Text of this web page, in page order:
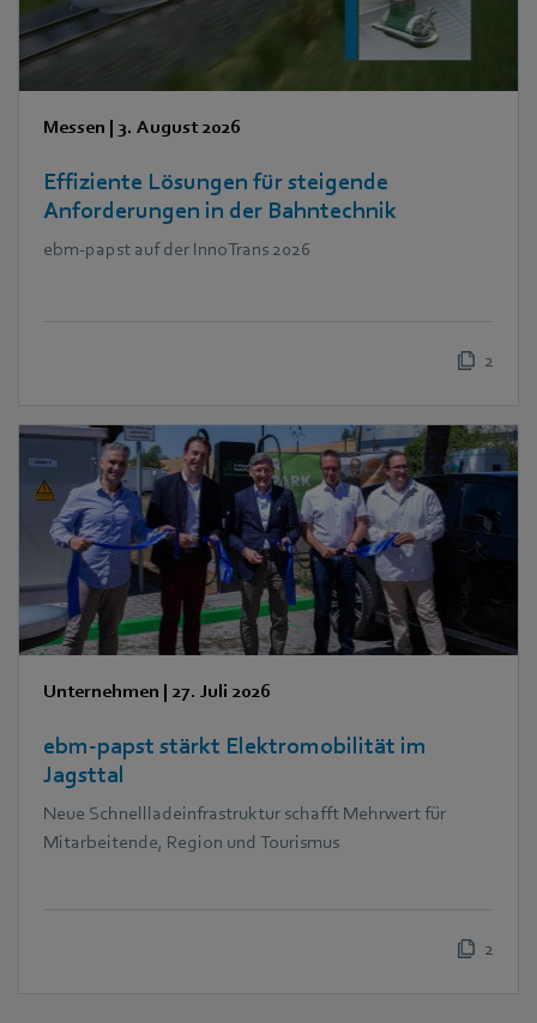
Messen | 3. August 2026
Effiziente Lösungen für steigende
Anforderungen in der Bahntechnik
ebm‑papst auf der InnoTrans 2026
2
Unternehmen | 27. Juli 2026
ebm‑papst stärkt Elektromobilität im
Jagsttal
Neue Schnellladeinfrastruktur schafft Mehrwert für
Mitarbeitende, Region und Tourismus
2